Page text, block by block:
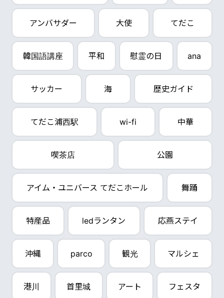
アンバサダー 大使 てだこ
韓国語講座 平和 慰霊の日 ana
サッカー 海 歴史ガイド
てだこ浦西駅 wi-fi 中華
喫茶店 公園
アイム・ユニバース てだこホール 舞踊
特産品 ledランタン 応燕ステイ
沖縄 parco 観光 マルシェ
港川 首里城 アート フェスタ